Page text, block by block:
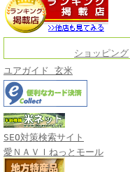
ショッピング
ユアガイド 玄米
SEO対策検索サイト
愛ＮＡＶＩねっとモール